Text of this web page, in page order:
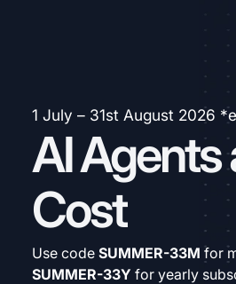
1 July – 31st August 2026
AI Agents
Cost
Use code SUMMER-33M for
SUMMER-33Y for yearly